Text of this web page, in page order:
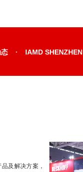
· IAMD SHENZHEN
及解决方案，